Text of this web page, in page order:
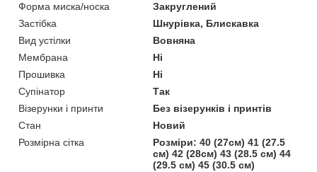
Форма миска/носка
Закруглений
Застібка
Шнурівка, Блискавка
Вид устілки
Вовняна
Мембрана
Ні
Прошивка
Ні
Супінатор
Так
Візерунки і принти
Без візерунків і принтів
Стан
Новий
Розмірна сітка
Розміри: 40 (27см) 41 (27.5
см) 42 (28см) 43 (28.5 см) 44
(29.5 см) 45 (30.5 см)